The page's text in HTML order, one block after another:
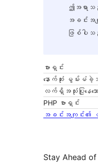
ဤအရာသ
အခင်းအက
ဖြစ်ပါ
ဗားရှင်း
နောက်ဆုံး မွမ်းမံ
လက်ရှိအသုံးပြုနေသ
PHP ဗားရှင်း
အခင်းအကျင်း၏
Stay Ahead